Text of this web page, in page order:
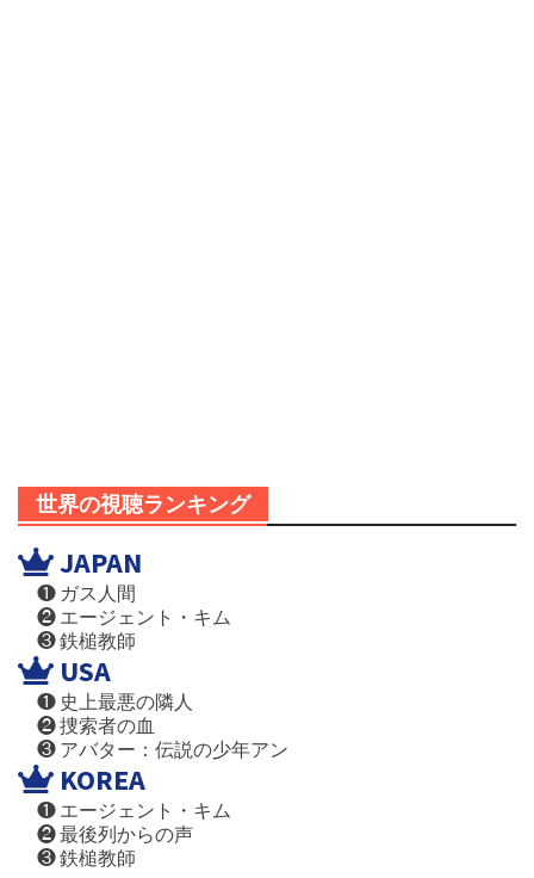
世界の視聴ランキング
JAPAN
❶ ガス人間
❷ エージェント・キム
❸ 鉄槌教師
USA
❶ 史上最悪の隣人
❷ 捜索者の血
❸ アバター：伝説の少年アン
KOREA
❶ エージェント・キム
❷ 最後列からの声
❸ 鉄槌教師